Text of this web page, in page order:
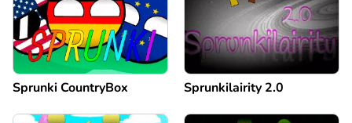
Sprunki CountryBox Sprunkilairity 2.0